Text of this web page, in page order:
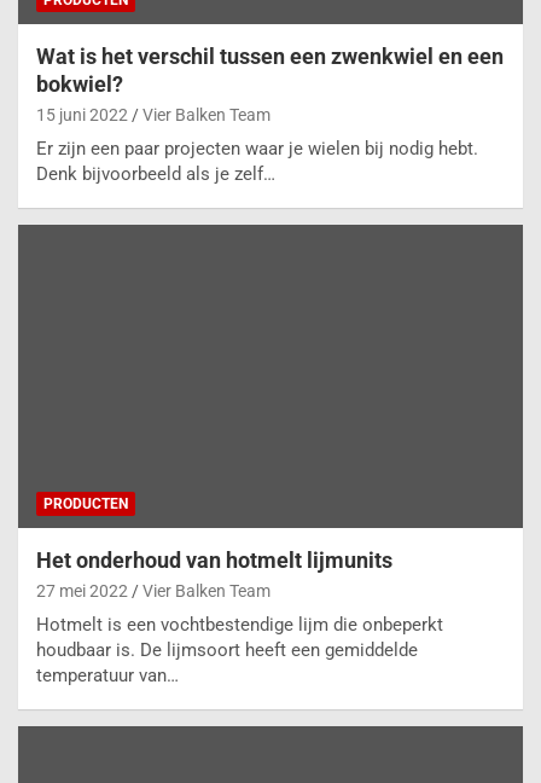
Wat is het verschil tussen een zwenkwiel en een
bokwiel?
15 juni 2022 Vier Balken Team
Er zijn een paar projecten waar je wielen bij nodig hebt.
Denk bijvoorbeeld als je zelf…
PRODUCTEN
Het onderhoud van hotmelt lijmunits
27 mei 2022 Vier Balken Team
Hotmelt is een vochtbestendige lijm die onbeperkt
houdbaar is. De lijmsoort heeft een gemiddelde
temperatuur van…